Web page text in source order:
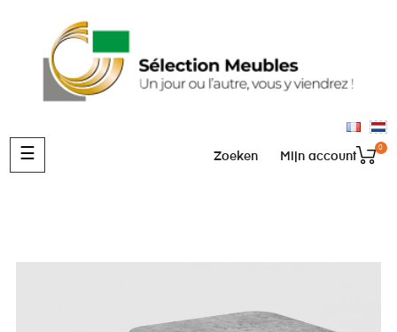
Toggle
navigation
☰ 0
Mijn account
Zoeken